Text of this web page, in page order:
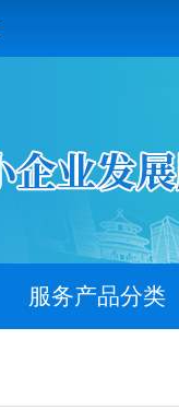
服务产品分类